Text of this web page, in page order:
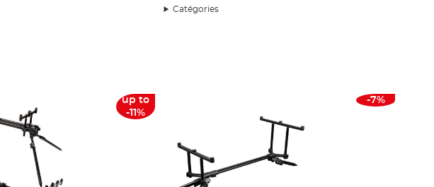
Catégories
up to
-11%
-7%